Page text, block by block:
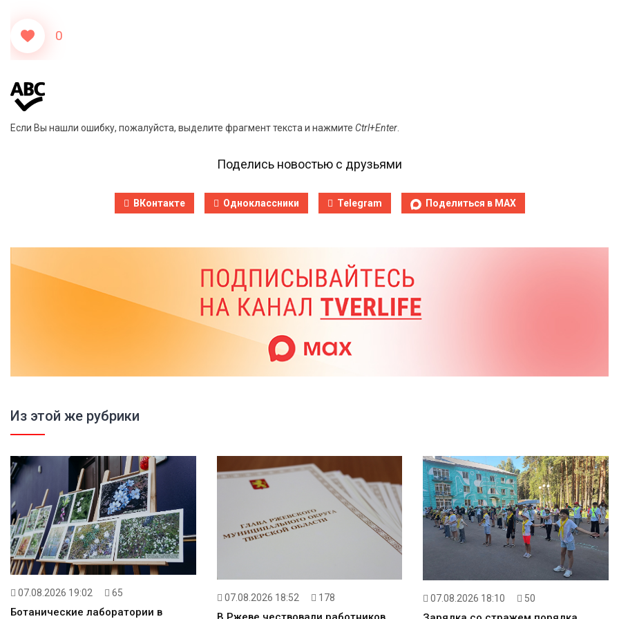
0
Если Вы нашли ошибку, пожалуйста, выделите фрагмент текста и нажмите Ctrl+Enter.
Поделись новостью с друзьями
ВКонтакте Одноклассники Telegram Поделиться в MAX
Из этой же рубрики
07.08.2026 19:02 65
Ботанические лаборатории в
07.08.2026 18:52 178 07.08.2026 18:10 50